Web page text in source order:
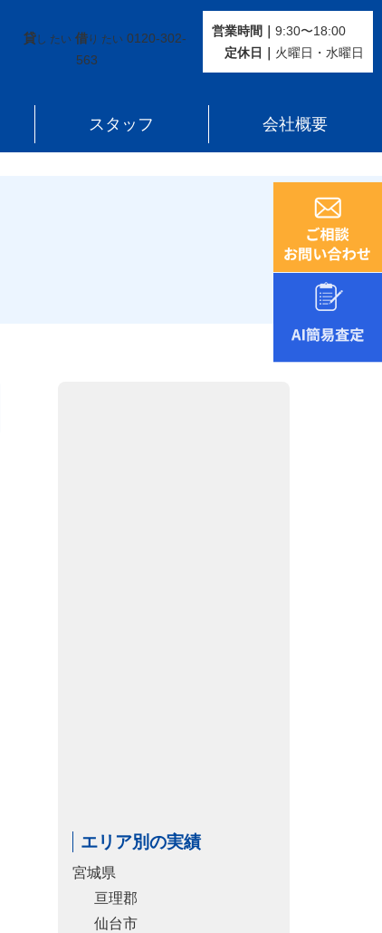
貸し たい 借り たい 0120-302-
563
営業時間｜ 9:30〜18:00
定休⽇｜ 火曜⽇・水曜⽇
スタッフ 会社概要
エリア別の実績
宮城県
亘理郡
仙台市